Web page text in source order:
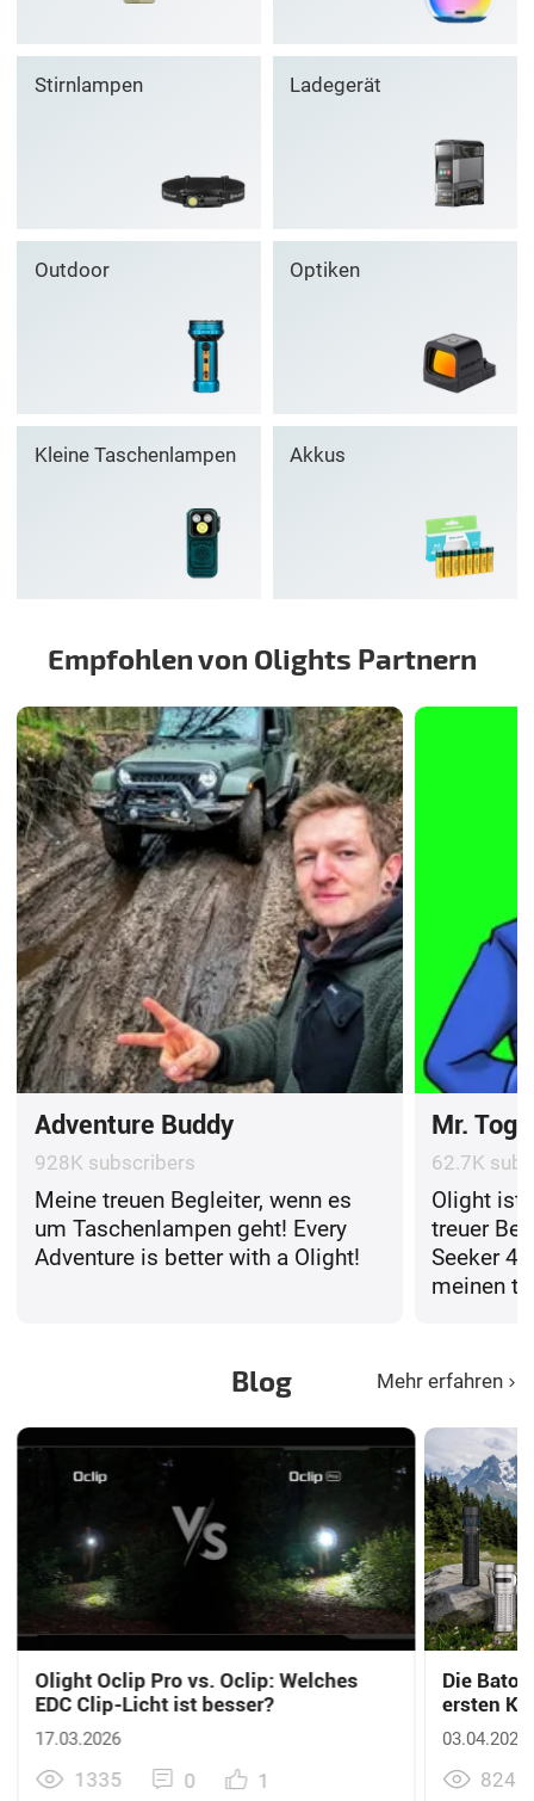
Stirnlampen Ladegerät
Outdoor Optiken
Kleine Taschenlampen Akkus
Empfohlen von Olights Partnern
Adventure Buddy
928K subscribers
Meine treuen Begleiter, wenn es
um Taschenlampen geht! Every
Adventure is better with a Olight!
Mr. Togi
62.7K
Olight ist
treuer
Seeker 4
meinen
Abende
Alle
nie im
Blog Mehr erfahren
Olight Oclip Pro vs. Oclip: Welches
EDC Clip-Licht ist besser?
17.03.2026
1335 0 1
Die
ersten
03.04.2026
8249